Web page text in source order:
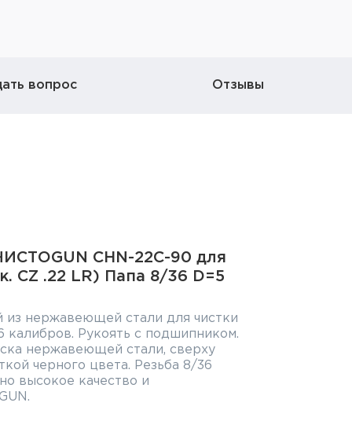
вопрос Отзывы
CHN-22C-90 для
CZ .22 LR) Папа 8/36 D=5
нержавеющей стали для чистки
калибров. Рукоять с подшипником.
нержавеющей стали, сверху
черного цвета. Резьба 8/36
высокое качество и